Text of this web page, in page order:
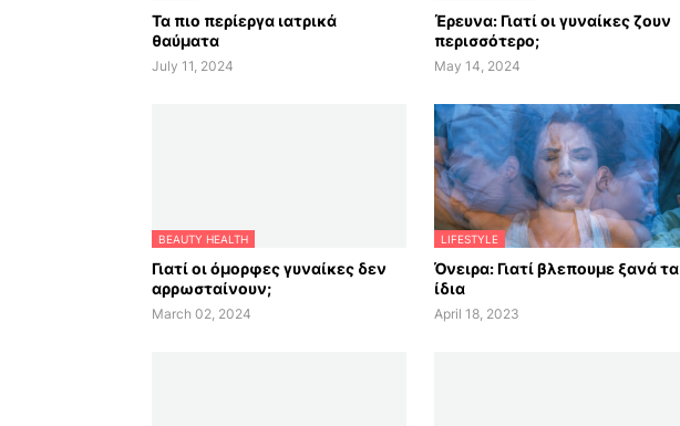
Τα πιο περίεργα ιατρικά
θαύματα
July 11, 2024
Έρευνα: Γιατί οι γυναίκες ζουν
περισσότερο;
May 14, 2024
BEAUTY HEALTH
Γιατί οι όμορφες γυναίκες δεν
αρρωσταίνουν;
March 02, 2024
LIFESTYLE
Όνειρα: Γιατί βλεπουμε ξανά τα
ίδια
April 18, 2023